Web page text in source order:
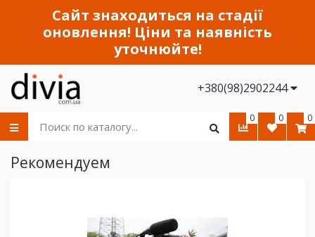
Сайт знаходиться на стадії
оновлення! Ціни та наявність
уточнюйте!
+380(98)2902244
0 0 0
Рекомендуем